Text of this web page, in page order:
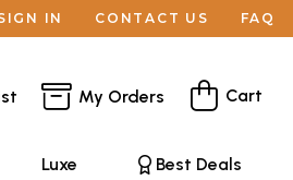
IN CONTACT US FAQ
My Orders Cart
Luxe Best Deals